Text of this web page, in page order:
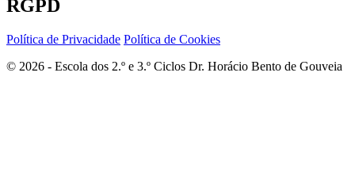
RGPD
Política de Privacidade Política de Cookies
© 2026 - Escola dos 2.º e 3.º Ciclos Dr. Horácio Bento de Gouveia